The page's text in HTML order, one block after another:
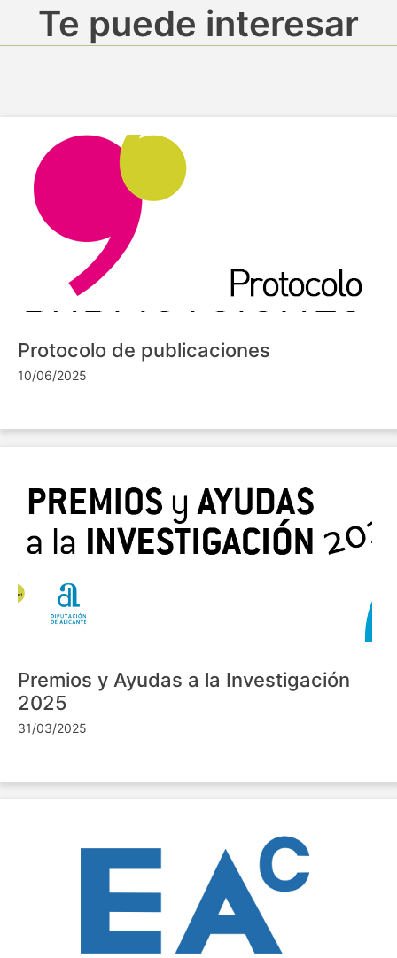
Te puede interesar
Protocolo de publicaciones
10/06/2025
Premios y Ayudas a la Investigación
2025
31/03/2025